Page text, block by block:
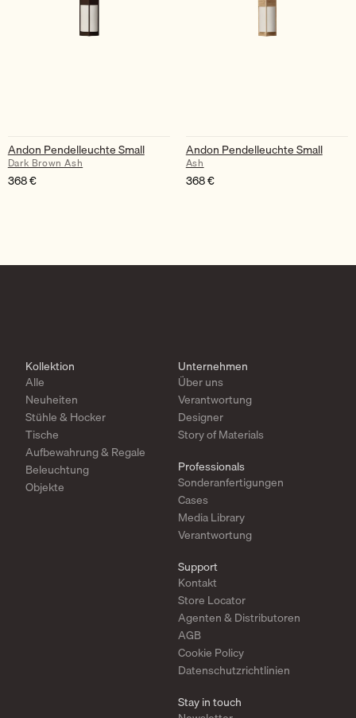
Andon Pendelleuchte Small
Dark Brown Ash
368€
Andon Pendelleuchte Small
Ash
368€
Kollektion
Alle
Neuheiten
Stühle & Hocker
Tische
Aufbewahrung & Regale
Beleuchtung
Objekte
Unternehmen
Über uns
Verantwortung
Designer
Story of Materials
Professionals
Sonderanfertigungen
Cases
Media Library
Verantwortung
Support
Kontakt
Store Locator
Agenten & Distributoren
AGB
Cookie Policy
Datenschutzrichtlinien
Stay in touch